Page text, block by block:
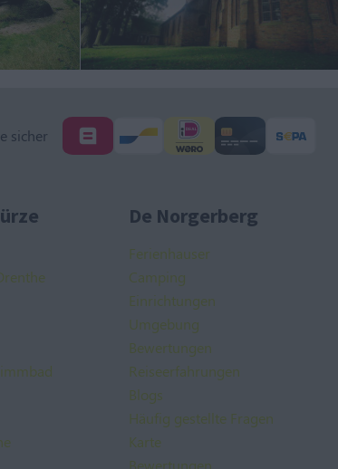
sicher
De Norgerberg
Ferienhauser
Camping
Einrichtungen
Umgebung
Bewertungen
Reiseerfahrungen
Blogs
Häufig gestellte Fragen
Karte
Bewertungen